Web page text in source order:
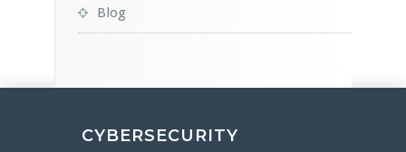
Blog
CYBERSECURITY